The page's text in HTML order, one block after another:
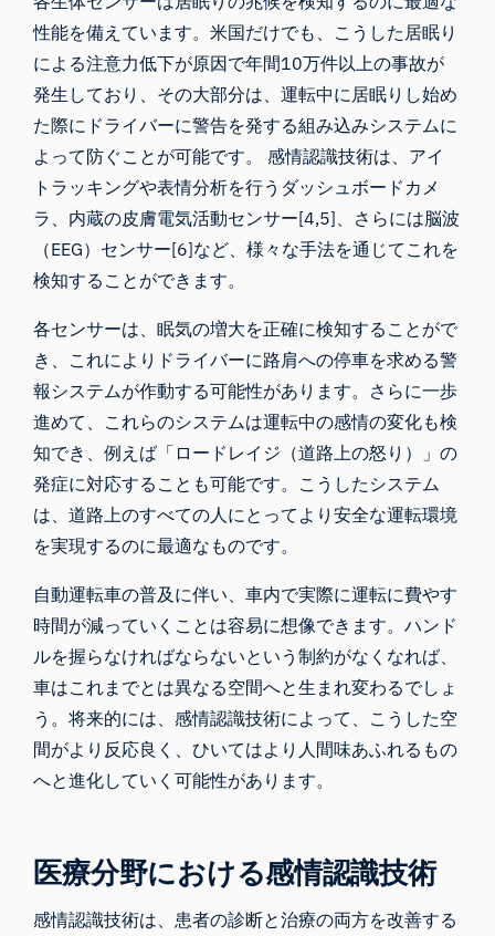
性能を備えています。米国だけでも、こうした居眠り
による注意力低下が原因で年間10万件以上の事故が
発生しており、その大部分は、運転中に居眠りし始め
た際にドライバーに警告を発する組み込みシステムに
よって防ぐことが可能です。 感情認識技術は、アイ
トラッキングや表情分析を行うダッシュボードカメ
ラ、内蔵の皮膚電気活動センサー[4,5]、さらには脳波
（EEG）センサー[6]など、様々な手法を通じてこれを
検知することができます。
各センサーは、眠気の増大を正確に検知することがで
き、これによりドライバーに路肩への停車を求める警
報システムが作動する可能性があります。さらに一歩
進めて、これらのシステムは運転中の感情の変化も検
知でき、例えば「ロードレイジ（道路上の怒り）」の
発症に対応することも可能です。こうしたシステム
は、道路上のすべての人にとってより安全な運転環境
を実現するのに最適なものです。
自動運転車の普及に伴い、車内で実際に運転に費やす
時間が減っていくことは容易に想像できます。ハンド
ルを握らなければならないという制約がなくなれば、
車はこれまでとは異なる空間へと生まれ変わるでしょ
う。将来的には、感情認識技術によって、こうした空
間がより反応良く、ひいてはより人間味あふれるもの
へと進化していく可能性があります。
医療分野における感情認識技術
感情認識技術は、患者の診断と治療の両方を改善する